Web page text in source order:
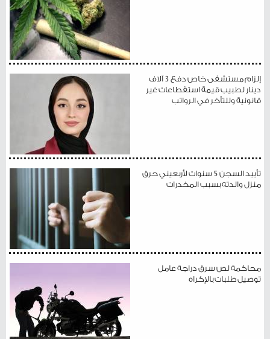
إلزام مستشفى خاص دفع 3 آلاف
دينار لطبيب قيمة استقطاعات غير
قانونية وللتأخر في الرواتب
تأييد السجن 5 سنوات لأربعيني حرق
منزل والدته بسبب المخدرات
محاكمة لص سرق دراجة عامل
توصيل طلبات بالإكراه